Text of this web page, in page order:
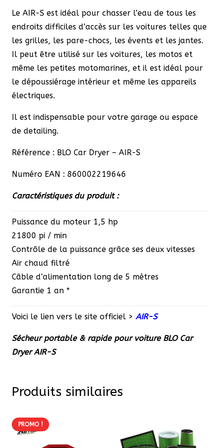
Le AIR-S est idéal pour chasser l’eau de tous les
endroits difficiles d’accès sur les voitures telles que
les grilles, les pare-chocs, les évents et les jantes.
Il peut être utilisé sur les voitures, les motos et
même les petites motomarines, et il est idéal pour
le dépoussiérage intérieur et même les appareils
électriques.
Il est indispensable pour votre garage ou espace
de detailing.
Référence : BLO Car Dryer – AIR-S
Numéro EAN : 860002219646
Caractéristiques du produit :
Puissance du moteur 1,5 hp
21800 pi / min
Contrôle de la puissance grâce ses deux vitesses
Air chaud filtré
Câble d’alimentation long de 5 mètres
Garantie 1 an *
Voici le lien vers le site officiel > AIR-S
Sécheur portable & rapide pour voiture BLO Car
Dryer AIR-S
Produits similaires
PROMO !